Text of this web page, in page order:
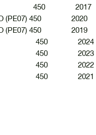
450 2017
(PE07) 450 2020
(PE07) 450 2019
R 450 2024
R 450 2023
R 450 2022
R 450 2021